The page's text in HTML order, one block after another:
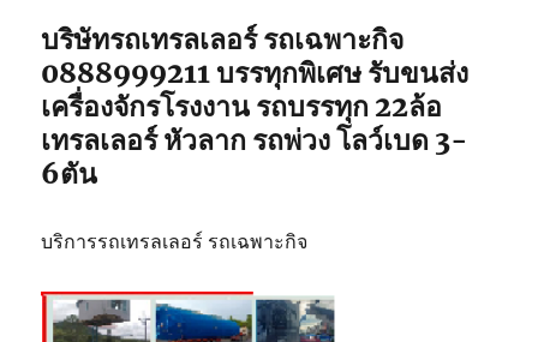
บริษัทรถเทรลเลอร์ รถเฉพาะกิจ
0888999211 บรรทุกพิเศษ รับขนส่ง
เครื่องจักรโรงงาน รถบรรทุก 22ล้อ
เทรลเลอร์ หัวลาก รถพ่วง โลว์เบด 3-
6ตัน
บริการรถเทรลเลอร์ รถเฉพาะกิจ